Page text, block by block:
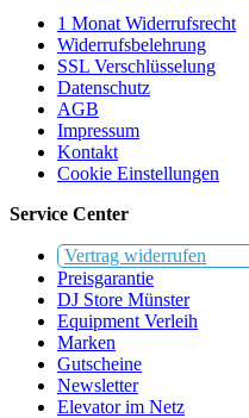
1 Monat Widerrufsrecht
Widerrufsbelehrung
SSL Verschlüsselung
Datenschutz
AGB
Impressum
Kontakt
Cookie Einstellungen
Service Center
Vertrag widerrufen
Preisgarantie
DJ Store Münster
Equipment Verleih
Marken
Gutscheine
Newsletter
Elevator im Netz